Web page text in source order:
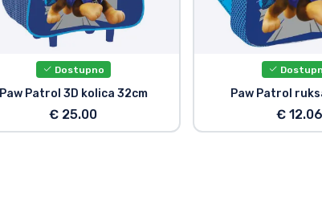
Dostupno
Paw Patrol 3D kolica 32cm
€ 25.00
Paw Patrol
€ 12.06